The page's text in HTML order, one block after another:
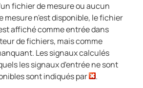
fichier de mesure ou aucun
mesure n'est disponible, le fichier
affiché comme entrée dans
de fichiers, mais comme
Les signaux calculés
les signaux d'entrée ne sont
sont indiqués par
.